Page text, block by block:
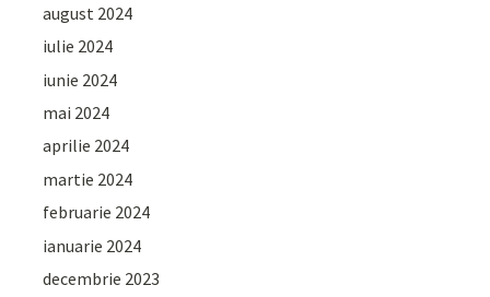
august 2024
iulie 2024
iunie 2024
mai 2024
aprilie 2024
martie 2024
februarie 2024
ianuarie 2024
decembrie 2023